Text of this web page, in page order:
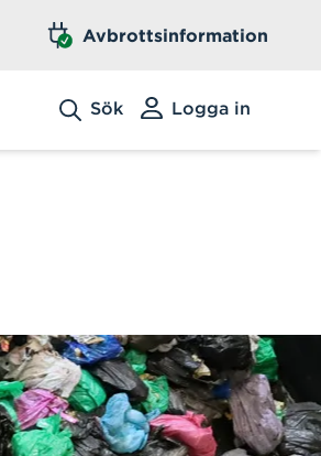
Avbrottsinformation
Sök Logga in